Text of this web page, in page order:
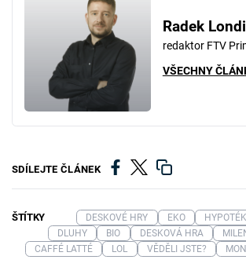
Radek
redaktor FTV
VŠECHNY
SDÍLEJTE ČLÁNEK
ŠTÍTKY DESKOVÉ HRY EKO
DLUHY
BIO DESKOVÁ HRA
CAFFÉ LATTÉ
LOL VĚDĚLI JSTE?